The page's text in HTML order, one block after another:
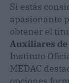
Si estás
apasionante
obtener el
Auxiliares
Instituto
MEDAC
opciones